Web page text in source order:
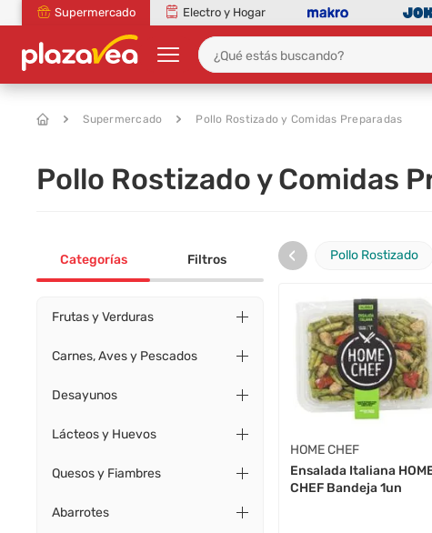
Supermercado Electro y Hogar
Supermercado Pollo Rostizado y Comidas Preparadas
Pollo Rostizado y Comidas
Categorías Filtros
Frutas y Verduras
Carnes, Aves y Pescados
Desayunos
Lácteos y Huevos
Quesos y Fiambres
Abarrotes
‹ Pollo Rostizado
HOME CHEF
Ensalada Italiana
CHEF Bandeja 1un